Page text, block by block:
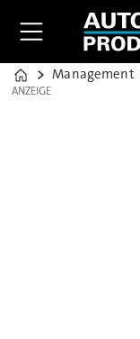
Home
Management
ANZEIGE
ANZEIGE